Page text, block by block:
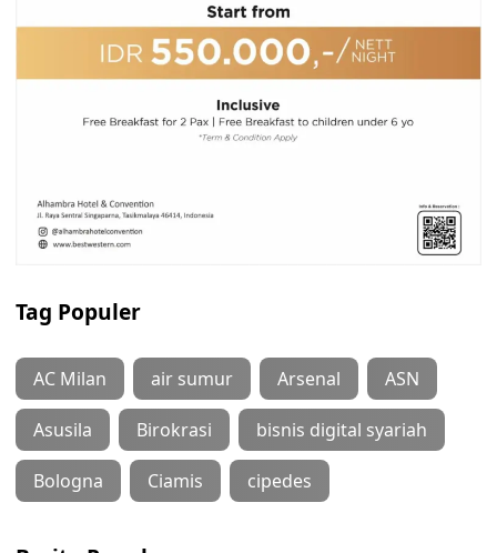
Tag Populer
AC Milan air sumur Arsenal ASN
Asusila Birokrasi bisnis digital syariah
Bologna Ciamis cipedes